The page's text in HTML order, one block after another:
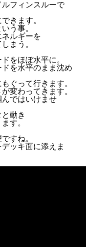
フィンスルーで
きます。
う事。
ルギーを
まう。
をほぼ水平に。
を水平のまま沈め
ぐって行きます。
変わってきます。
ではいけませ
動き
す。
すね。
ッキ面に添えま